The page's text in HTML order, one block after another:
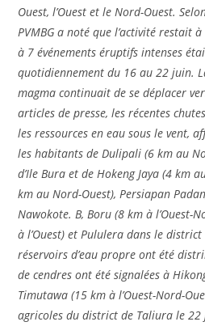
Ouest, l’Ouest et le Nord-Ouest.
PVMBG a noté que l’activité restait
à 7 événements éruptifs intenses
quotidiennement du 16 au 22 juin.
magma continuait de se déplacer
articles de presse, les récentes
les ressources en eau sous le vent,
les habitants de Dulipali (6 km au
d’Ile Bura et de Hokeng Jaya (4 km
km au Nord-Ouest), Persiapan
Nawokote. B, Boru (8 km à l’Ouest-
à l’Ouest) et Pululera dans le
réservoirs d’eau propre ont été
de cendres ont été signalées à
Timutawa (15 km à l’Ouest-Nord-
agricoles du district de Taliura le